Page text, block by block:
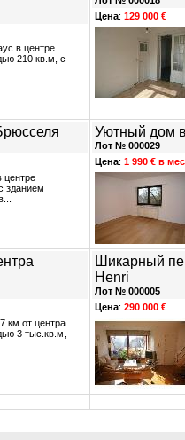
в центре
210 кв.м, с
Цена: 129 000 €
центре
зданием
Уютный дом
Лот № 000029
Цена: 1 990 € в
км от центра
3 тыс.кв.м,
Шикарный
Henri
Лот № 000005
Цена: 290 000 €